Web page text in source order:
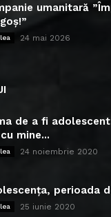
umanitară
24 mai 2026
de a fi
mine...
24 noiembrie 2020
perioada
25 iunie 2020